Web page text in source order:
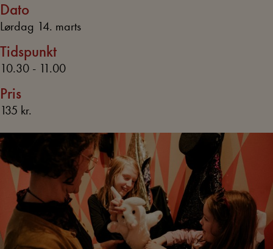
Dato
Lørdag 14. marts
Tidspunkt
10.30 - 11.00
Pris
135 kr.